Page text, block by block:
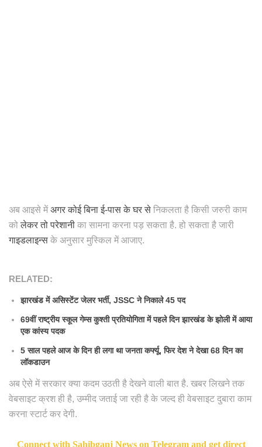
अब आइसे मेंअगर कोई बिना ई-पास के घर से निकलता है किसी जरुरी काम
कोलेकर तो परेशानी का सामना करना पड़ सकता है. हो सकता है जारी
गाइडलाइन्स के अनुसार मुस्किल में आजाए.
RELATED:
झारखंड में असिस्टेंट जेलर भर्ती, JSSC ने निकाले 45 पद
69वीं राष्ट्रीय स्कूल गेम्स कुश्ती प्रतियोगिता में पहले दिन झारखंड के झोली में आया
एक कांस्य पदक
5 साल पहले आज के दिन ही लगा था जनता कर्फ्यू, फिर देश ने देखा 68 दिन का
लॉकडाउन
अब ऐसे में सरकार क्या कदम उठती है देखने वाली बात है. खबर लिखने तक
वेबसाइट क्रश ही है, उम्मीद जताई जा रही है के जल्द ही वेबसाइट दुबारा काम
करना स्टार्ट कर देगी.
Connect with Sahibganj News on Telegram and get direct